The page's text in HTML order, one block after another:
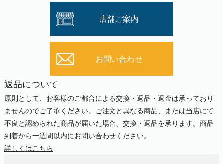
店舗ご案内
お問い合わせ
返品について
原則として、お客様のご都合による交換・返品・返金は承っており
ませんのでご了承ください。ご注文と異なる商品、または当店にて
不良と認められた商品が届いた場合、交換・返品を承ります。商品
到着から一週間以内にお問い合わせください。
詳しくはこちら